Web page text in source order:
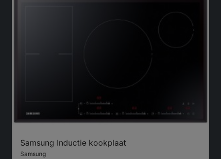
Samsung Inductie kookplaat
Samsung